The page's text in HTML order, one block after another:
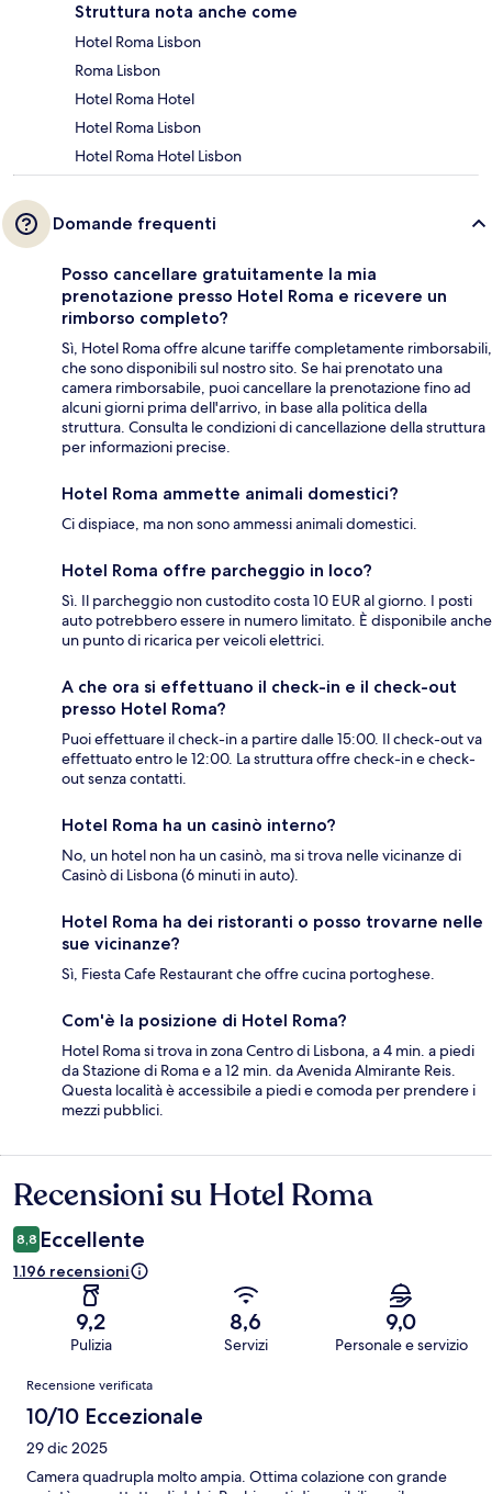
Struttura nota anche come
Hotel Roma Lisbon
Roma Lisbon
Hotel Roma Hotel
Hotel Roma Lisbon
Hotel Roma Hotel Lisbon
Domande frequenti
Posso cancellare gratuitamente la mia
prenotazione presso Hotel Roma e ricevere un
rimborso completo?
Sì, Hotel Roma offre alcune tariffe completamente rimborsabili,
che sono disponibili sul nostro sito. Se hai prenotato una
camera rimborsabile, puoi cancellare la prenotazione fino ad
alcuni giorni prima dell'arrivo, in base alla politica della
struttura. Consulta le condizioni di cancellazione della struttura
per informazioni precise.
Hotel Roma ammette animali domestici?
Ci dispiace, ma non sono ammessi animali domestici.
Hotel Roma offre parcheggio in loco?
Sì. Il parcheggio non custodito costa 10 EUR al giorno. I posti
auto potrebbero essere in numero limitato. È disponibile anche
un punto di ricarica per veicoli elettrici.
A che ora si effettuano il check-in e il check-out
presso Hotel Roma?
Puoi effettuare il check-in a partire dalle 15:00. Il check-out va
effettuato entro le 12:00. La struttura offre check-in e check-
out senza contatti.
Hotel Roma ha un casinò interno?
No, un hotel non ha un casinò, ma si trova nelle vicinanze di
Casinò di Lisbona (6 minuti in auto).
Hotel Roma ha dei ristoranti o posso trovarne nelle
sue vicinanze?
Sì, Fiesta Cafe Restaurant che offre cucina portoghese.
Com'è la posizione di Hotel Roma?
Hotel Roma si trova in zona Centro di Lisbona, a 4 min. a piedi
da Stazione di Roma e a 12 min. da Avenida Almirante Reis.
Questa località è accessibile a piedi e comoda per prendere i
mezzi pubblici.
Recensioni
Recensioni su Hotel Roma
8,8 Eccellente
1.196 recensioni
9,2
Pulizia
8,6
Servizi
9,0
Personale e servizio
Recensioni
Recensione verificata
10/10 Eccezionale
29 dic 2025
Camera quadrupla molto ampia. Ottima colazione con grande